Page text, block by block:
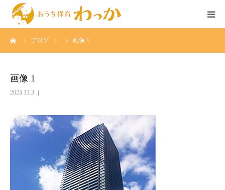
ブログ 画像 1
画像 1
2024.11.3
TOP
法人様の託児
広島のベビーシッター求人
イベント